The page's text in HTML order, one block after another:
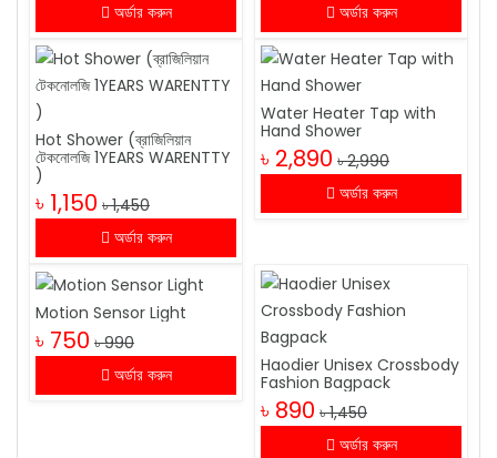
অর্ডার করুন অর্ডার করুন
Hot Shower (ব্রাজিলিয়ান
টেকনোলজি 1YEARS WARENTTY
)
৳ 1,150 ৳ 1,450
অর্ডার করুন
Water Heater Tap with
Hand Shower
৳ 2,890 ৳ 2,990
অর্ডার করুন
Motion Sensor Light
৳ 750 ৳ 990
অর্ডার করুন
Haodier Unisex Crossbody
Fashion Bagpack
৳ 890 ৳ 1,450
অর্ডার করুন